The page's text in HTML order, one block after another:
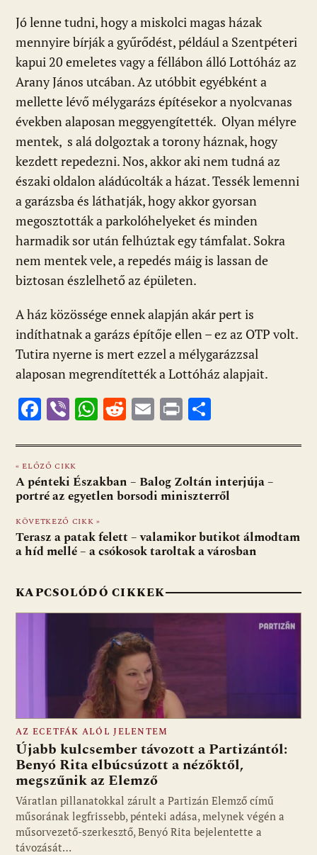
Jó lenne tudni, hogy a miskolci magas házak
mennyire bírják a gyűrődést, például a Szentpéteri
kapui 20 emeletes vagy a féllábon álló Lottóház az
Arany János utcában. Az utóbbit egyébként a
mellette lévő mélygarázs építésekor a nyolcvanas
években alaposan meggyengítették. Olyan mélyre
mentek, s alá dolgoztak a torony háznak, hogy
kezdett repedezni. Nos, akkor aki nem tudná az
északi oldalon aládúcolták a házat. Tessék lemenni
a garázsba és láthatják, hogy akkor gyorsan
megosztották a parkolóhelyeket és minden
harmadik sor után felhúztak egy támfalat. Sokra
nem mentek vele, a repedés máig is lassan de
biztosan észlelhető az épületen.
A ház közössége ennek alapján akár pert is
indíthatnak a garázs építője ellen – ez az OTP volt.
Tutira nyerne is mert ezzel a mélygarázzsal
alaposan megrendítették a Lottóház alapjait.
F
e
b
o
o
k
Vi
er
W
at
s
A
p
p
R
d
di
t
E
ai
l
Pr
t za
m
e
« ELŐZŐ CIKK
A pénteki Északban – Balog Zoltán interjúja –
portré az egyetlen borsodi miniszterről
KÖVETKEZŐ CIKK »
Terasz a patak felett – valamikor butikot álmodtam
a híd mellé – a csókosok taroltak a városban
KAPCSOLÓDÓ CIKKEK
Fotó: media1.hu
AZ ECETFÁK ALÓL JELENTEM
Újabb kulcsember távozott a Partizántól:
Benyó Rita elbúcsúzott a nézőktől,
megszűnik az Elemző
Váratlan pillanatokkal zárult a Partizán Elemző című
műsorának legfrissebb, pénteki adása, melynek végén a
műsorvezető-szerkesztő, Benyó Rita bejelentette a
távozását…